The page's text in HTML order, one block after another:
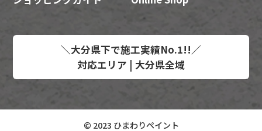
＼大分県下で施工実績No.1!!／
対応エリア | 大分県全域
© 2023 ひまわりペイント